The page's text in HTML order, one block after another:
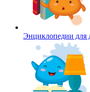
Энциклопедии для